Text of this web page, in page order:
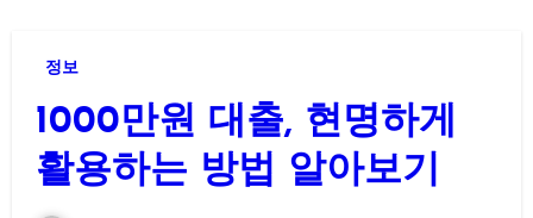
정보
1000만원 대출, 현명하게
활용하는 방법 알아보기